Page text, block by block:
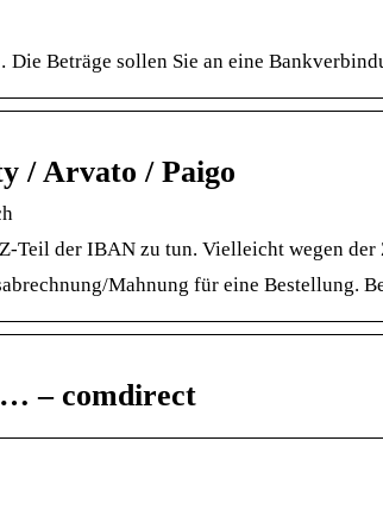
Beträge sollen Sie an eine
/ Arvato / Paigo
der IBAN zu tun. Vielleicht wegen
Mahnung für eine Bestellung.
– comdirect